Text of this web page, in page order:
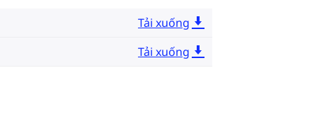
Tải xuống
Tải xuống